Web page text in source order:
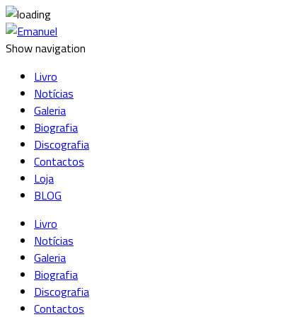
Show navigation
Livro
Notícias
Galeria
Biografia
Discografia
Contactos
Loja
BLOG
Livro
Notícias
Galeria
Biografia
Discografia
Contactos